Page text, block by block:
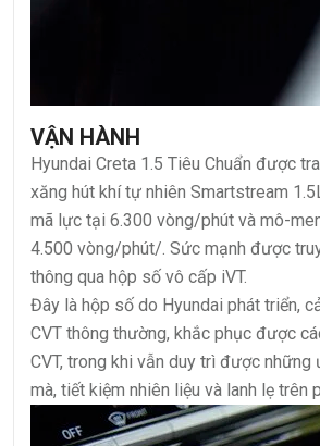
VẬN HÀNH
Hyundai Creta 1.5 Tiêu Chuẩn được
xăng hút khí tự nhiên Smartstream
mã lực tại 6.300 vòng/phút và mô-
4.500 vòng/phút/. Sức mạnh được
thông qua hộp số vô cấp iVT.
Đây là hộp số do Hyundai phát triển,
CVT thông thường, khắc phục được
CVT, trong khi vẫn duy trì được
mà, tiết kiệm nhiên liệu và lanh lẹ trên